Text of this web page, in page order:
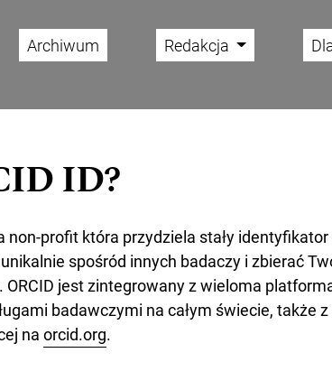
Archiwum Redakcja
ID?
non-profit która przydziela stały identyfikator
spośród innych badaczy i zbierać
jest zintegrowany z wieloma
badawczymi na całym świecie, także
na orcid.org.